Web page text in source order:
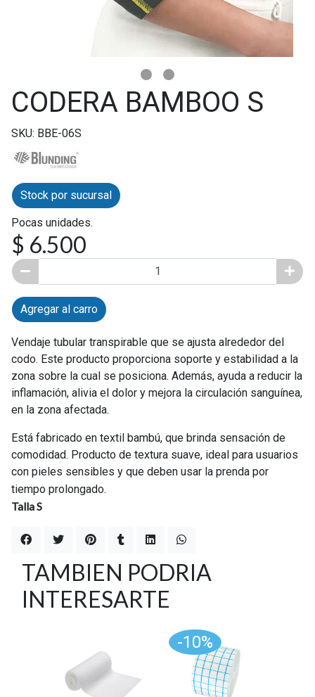
CODERA BAMBOO S
SKU: BBE-06S
Stock por sucursal
Pocas unidades.
$ 6.500
Agregar al carro
Vendaje tubular transpirable que se ajusta alrededor del
codo. Este producto proporciona soporte y estabilidad a la
zona sobre la cual se posiciona. Además, ayuda a reducir la
inflamación, alivia el dolor y mejora la circulación sanguínea,
en la zona afectada.
Está fabricado en textil bambú, que brinda sensación de
comodidad. Producto de textura suave, ideal para usuarios
con pieles sensibles y que deben usar la prenda por
tiempo prolongado.
Talla S
TAMBIEN PODRIA
INTERESARTE
-10%